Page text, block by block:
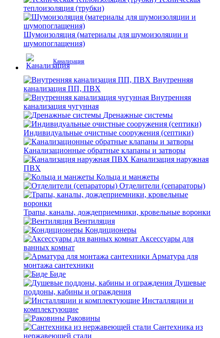
теплоизоляция (трубки)
Шумоизоляция (материалы для шумоизоляции и
шумопоглащения)
Канализация
Внутренняя
канализация ПП, ПВХ
Внутренняя
канализация чугунная
Дренажные системы
Индивидуальные очистные сооружения (септики)
Канализационные обратные клапаны и затворы
Канализация наружная
ПВХ
Кольца и манжеты
Отделители (сепараторы)
Трапы, каналы, дождеприемники, кровельные воронки
Вентиляция
Кондиционеры
Аксессуары для
ванных комнат
Арматура для
монтажа сантехники
Биде
Душевые
поддоны, кабины и ограждения
Инсталляции и
комплектующие
Раковины
Сантехника из
нержавеющей стали